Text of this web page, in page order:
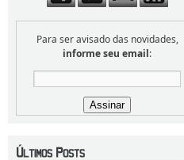
Para ser avisado das novidades,
informe seu email: